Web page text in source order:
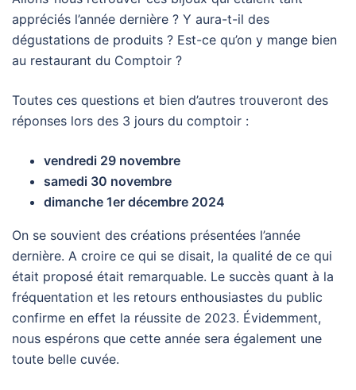
appréciés l’année dernière ? Y aura-t-il des
dégustations de produits ? Est-ce qu’on y mange bien
au restaurant du Comptoir ?
Toutes ces questions et bien d’autres trouveront des
réponses lors des 3 jours du comptoir :
vendredi 29 novembre
samedi 30 novembre
dimanche 1er décembre 2024
On se souvient des créations présentées l’année
dernière. A croire ce qui se disait, la qualité de ce qui
était proposé était remarquable. Le succès quant à la
fréquentation et les retours enthousiastes du public
confirme en effet la réussite de 2023. Évidemment,
nous espérons que cette année sera également une
toute belle cuvée.